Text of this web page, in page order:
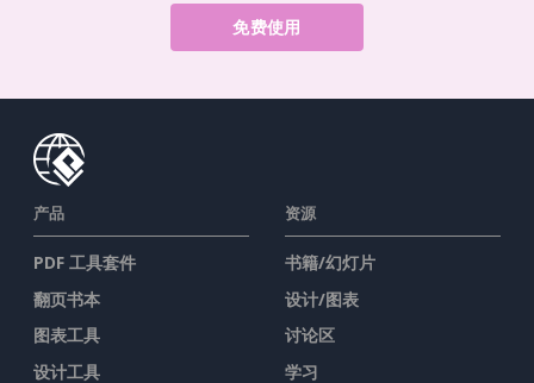
免费使用
产品
PDF 工具套件
翻页书本
图表工具
设计工具
资源
书籍/幻灯片
设计/图表
讨论区
学习